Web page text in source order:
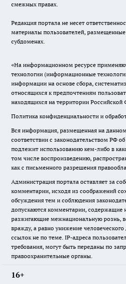
смежных правах.
Редакция портала не несет
материалы пользователей, размещенные
субдоменах.
«На информационном ресурсе
технологии (информационные
информации на основе сбора,
относящихся к предпочтениям
находящихся на территории Российской
Политика конфиденциальности и
Вся информация, размещенная на данном
соответствии с законодательством РФ
подлежит использованию кем-либо в
том числе воспроизведению,
как с письменного разрешения
Администрация портала оставляет за
комментарии, исходя из соображений
обсуждения тем и соблюдения
допускаются комментарии, содержащие
разжигающие межнациональную рознь,
вражду, а равно унижение
ссылок не по теме. IP-адреса
требования, могут быть переданы по
правоохранительные органы.
16+